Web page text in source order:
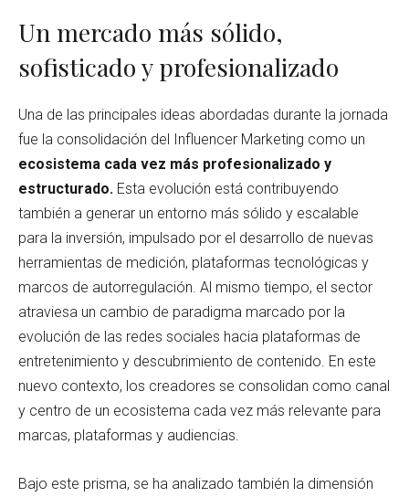
Un mercado más sólido,
sofisticado y profesionalizado
Una de las principales ideas abordadas durante la jornada
fue la consolidación del Influencer Marketing como un
ecosistema cada vez más profesionalizado y
estructurado. Esta evolución está contribuyendo
también a generar un entorno más sólido y escalable
para la inversión, impulsado por el desarrollo de nuevas
herramientas de medición, plataformas tecnológicas y
marcos de autorregulación. Al mismo tiempo, el sector
atraviesa un cambio de paradigma marcado por la
evolución de las redes sociales hacia plataformas de
entretenimiento y descubrimiento de contenido. En este
nuevo contexto, los creadores se consolidan como canal
y centro de un ecosistema cada vez más relevante para
marcas, plataformas y audiencias.
Bajo este prisma, se ha analizado también la dimensión